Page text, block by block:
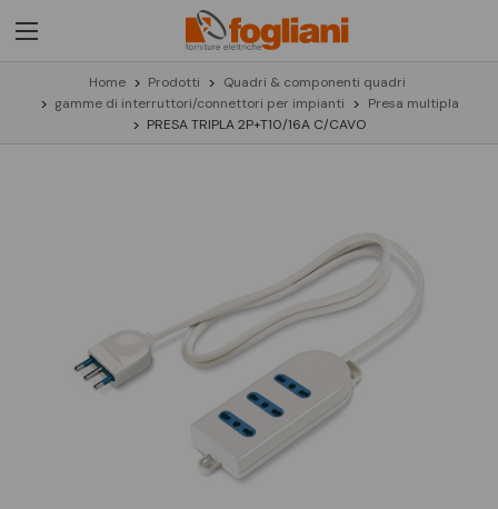
Home Prodotti
Quadri & componenti quadri
gamme di interruttori/connettori per impianti
Presa multipla
PRESA TRIPLA 2P+T10/16A C/CAVO